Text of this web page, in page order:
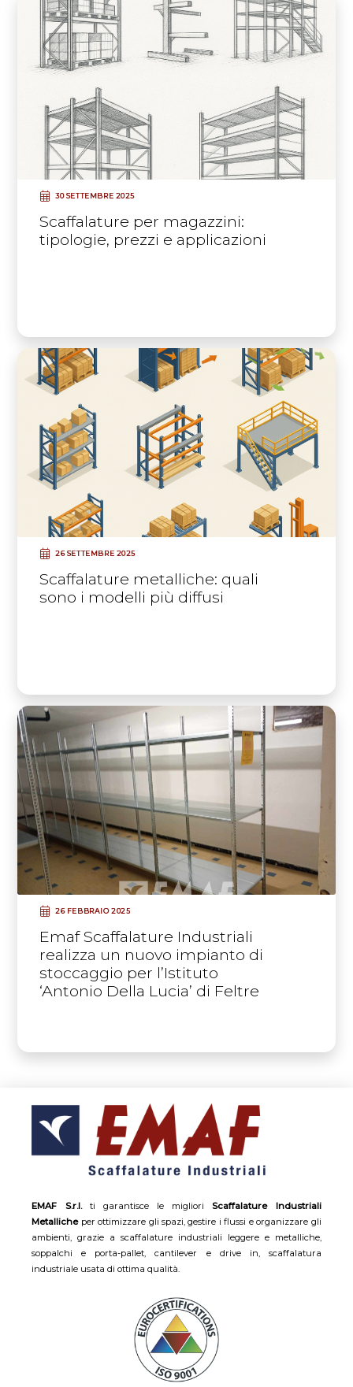
30 SETTEMBRE 2025
Scaffalature per magazzini:
tipologie, prezzi e applicazioni
26 SETTEMBRE 2025
Scaffalature metalliche: quali
sono i modelli più diffusi
26 FEBBRAIO 2025
Emaf Scaffalature Industriali
realizza un nuovo impianto di
stoccaggio per l’Istituto
‘Antonio Della Lucia’ di Feltre
EMAF S.r.l.ti garantisce le miglioriScaffalature Industriali
Metallicheper ottimizzare gli spazi, gestire i flussi e organizzare gli
ambienti, grazie a scaffalature industriali leggere e metalliche,
soppalchi e porta-pallet, cantilever e drive in, scaffalatura
industriale usata di ottima qualità.